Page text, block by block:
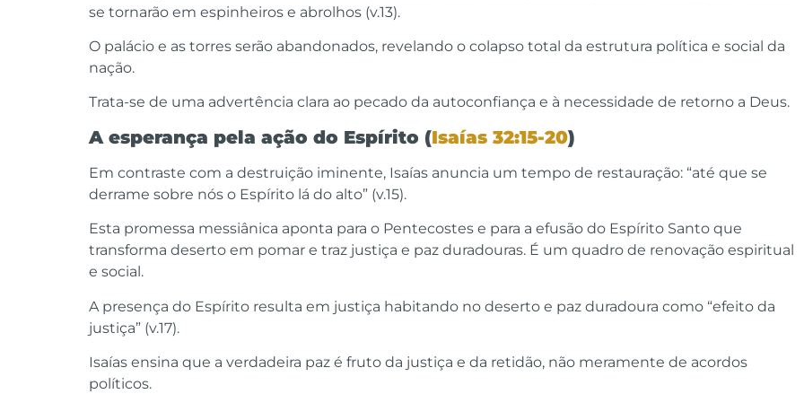
se tornarão em espinheiros e abrolhos (v.13).
O palácio e as torres serão abandonados, revelando o colapso total da estrutura política e social da
nação.
Trata-se de uma advertência clara ao pecado da autoconfiança e à necessidade de retorno a Deus.
A esperança pela ação do Espírito (Isaías 32:15-20)
Em contraste com a destruição iminente, Isaías anuncia um tempo de restauração: “até que se
derrame sobre nós o Espírito lá do alto” (v.15).
Esta promessa messiânica aponta para o Pentecostes e para a efusão do Espírito Santo que
transforma deserto em pomar e traz justiça e paz duradouras. É um quadro de renovação espiritual
e social.
A presença do Espírito resulta em justiça habitando no deserto e paz duradoura como “efeito da
justiça” (v.17).
Isaías ensina que a verdadeira paz é fruto da justiça e da retidão, não meramente de acordos
políticos.